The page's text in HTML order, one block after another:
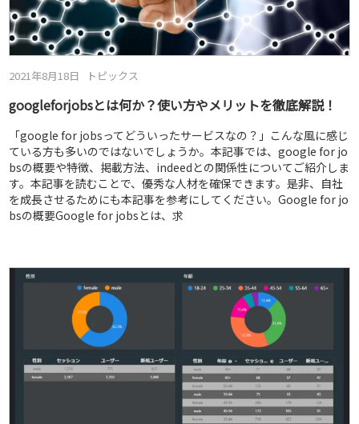
2021年8月18日 トピックス
googleforjobsとは何か？使い方やメリットを徹底解説！
「google for jobsってどういったサービスなの？」こんな風に感じ
ている方も多いのではないでしょうか。本記事では、google for jo
bsの概要や特徴、掲載方法、indeedとの関係性についてご紹介しま
す。本記事を読むことで、優秀な人材を確保できます。是非、自社
を成長させるためにも本記事を参考にしてください。Google for jo
bsの概要Google for jobsとは、求